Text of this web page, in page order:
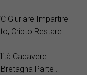
Giuriare Impartire
Cripto Restare
Cadavere
Parte .